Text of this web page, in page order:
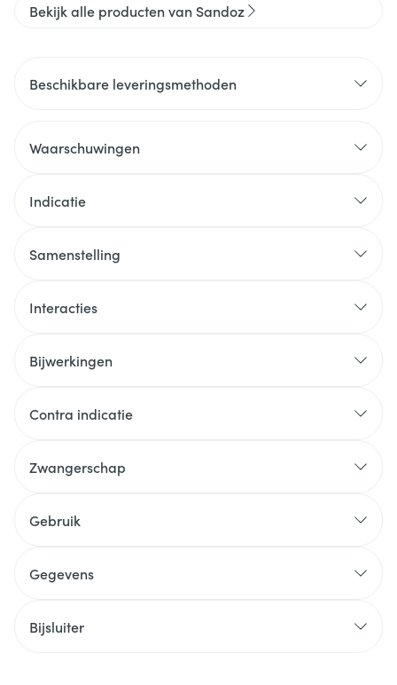
Bekijk alle producten van Sandoz
Beschikbare leveringsmethoden
Waarschuwingen
Indicatie
Samenstelling
Interacties
Bijwerkingen
Contra indicatie
Zwangerschap
Gebruik
Gegevens
Bijsluiter